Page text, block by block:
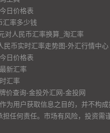
日价格表
汇率多少钱
对人民币汇率换算_淘汇率
币实时汇率走势图-外汇行情中心
日价格表
新汇率
汇率
价查询-金投外汇网-金投网
用户获取信息之目的，并不构成
任何责任。市场有风险，投资需谨